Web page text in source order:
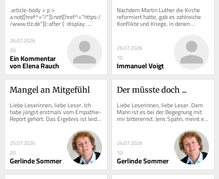
.article-body > p >
a:not([href^="/"]):not([href^="https:/
/www.tlz.de"])::after {  display:
inline-block;  width: 0.8em;  height:...
26.07.2026
20
Ein Kommentar
von Elena Rauch
Nachdem Martin Luther die Kirche
reformiert hatte, gab es zahlreiche
Konflikte und Kriege, in denen
Katholiken und Protestanten
26.07.2026
10
Immanuel Voigt
Mangel an Mitgefühl
Liebe Leserinnen, liebe Leser. Ich
habe jüngst erstmals vom Empathie-
Report gehört. Das Ergebnis ist leider
erwartet – und spürbar: In...
25.07.2026
20
Gerlinde Sommer
Der müsste doch ...
Liebe Leserinnen, liebe Leser. Dem
Mann ist es bei der Begegnung mit
mir bitterernst: Jens Spahn, meint er,
müsse auch sein Bundestagsmandat
24.07.2026
10
Gerlinde Sommer